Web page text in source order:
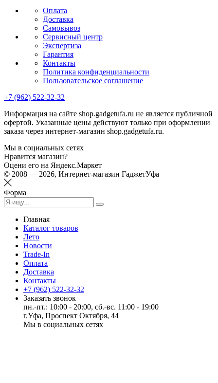
Оплата
Доставка
Самовывоз
Сервисный центр
Экспертиза
Гарантия
Контакты
Политика конфиденциальности
Пользовательское соглашение
+7 (962) 522-32-32
Информация на сайте shop.gadgetufa.ru не является публичной
офертой. Указанные цены действуют только при оформлении
заказа через интернет-магазин shop.gadgetufa.ru.
Мы в социальных сетях
Нравится магазин?
Оцени его на Яндекс.Маркет
© 2008 — 2026, Интернет-магазин ГаджетУфа
Форма
Главная
Каталог товаров
Лето
Новости
Trade-In
Оплата
Доставка
Контакты
+7 (962) 522-32-32
Заказать звонок
пн.-пт.: 10:00 - 20:00, сб.-вс. 11:00 - 19:00
г.Уфа, Проспект Октября, 44
Мы в социальных сетях